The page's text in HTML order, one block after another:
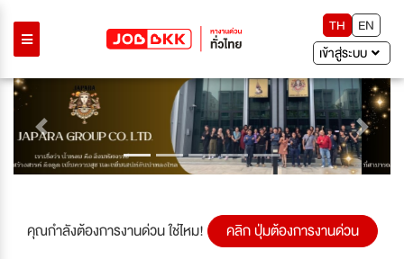
TH
EN
เข้าสู่ระบบ
Previous Next
คุณกำลังต้องการงานด่วน ใช่ไหม! คลิก ปุ่มต้องการงานด่วน